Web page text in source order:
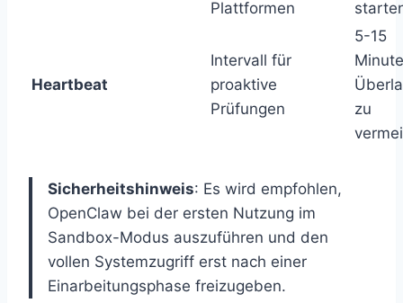
Plattformen
Heartbeat
Intervall für
proaktive
Prüfungen
5-15
zu
Sicherheitshinweis: Es wird empfohlen,
OpenClaw bei der ersten Nutzung im
Sandbox-Modus auszuführen und den
vollen Systemzugriff erst nach einer
Einarbeitungsphase freizugeben.